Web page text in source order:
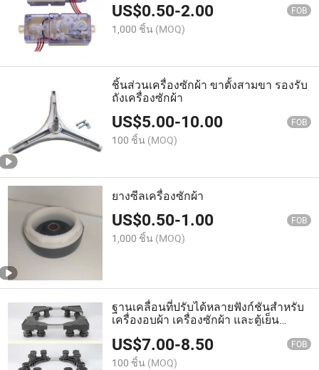
US$0.50-2.00 FOB
1,000 ชิ้น (MOQ)
ชิ้นส่วนเครื่องซักผ้า ขาตั้งสามขา รองรับ
ถังเครื่องซักผ้า
US$5.00-10.00 FOB
100 ชิ้น (MOQ)
ยางซีลเครื่องซักผ้า
US$0.50-1.00 FOB
1,000 ชิ้น (MOQ)
ฐานเคลื่อนที่ปรับได้หลายฟังก์ชันสำหรับ
เครื่องอบผ้า เครื่องซักผ้า และตู้เย็น
US$7.00-8.50 FOB
100 ชิ้น (MOQ)